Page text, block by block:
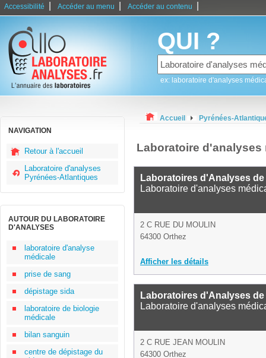
Accessibilité Accéder au menu Accéder au contenu
QUI ?
ex: laboratoire d'analyses
NAVIGATION
Retour à l'accueil
Laboratoire d'analyses
Pyrénées-Atlantiques
AUTOUR DU LABORATOIRE
D'ANALYSES
laboratoire d'analyse
médicale
prise de sang
dépistage sida
laboratoire de biologie
médicale
bilan sanguin
centre de dépistage du
Accueil Pyrénées-
Laboratoire d'analyses
Laboratoires d'Analyses
Laboratoire d'analyses
2 C RUE DU MOULIN
64300 Orthez
Afficher les détails
Laboratoires d'Analyses
Laboratoire d'analyses
2 C RUE JEAN MOULIN
64300 Orthez